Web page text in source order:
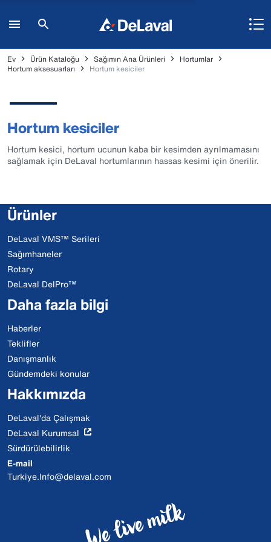
Ev Ürün Kataloğu Sağımın Ana Ürünleri
Hortumlar
Hortum aksesuarları
Hortum kesiciler
Hortum kesiciler
Hortum kesici, hortum ucunun kaba bir kesimden ayrılmamasını
sağlamak için DeLaval hortumlarının hassas kesimi için önerilir.
Ürünler
DeLaval VMS™ Serileri
Sağımhaneler
Rotary
DeLaval DelPro™
Daha fazla bilgi
Haberler
Teklifler
Danışmanlık
Gündemdeki konular
Hakkımızda
DeLaval'da Çalışmak
DeLaval Kurumsal
Sürdürülebilirlik
E-mail
Turkiye.Info@delaval.com